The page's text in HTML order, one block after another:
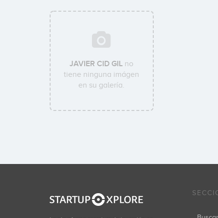
JAVIER CID GIL no
tiene ninguna imágen
en su galería.